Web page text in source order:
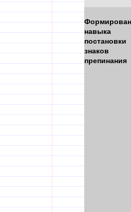
навыка
постановки
знаков
препинания